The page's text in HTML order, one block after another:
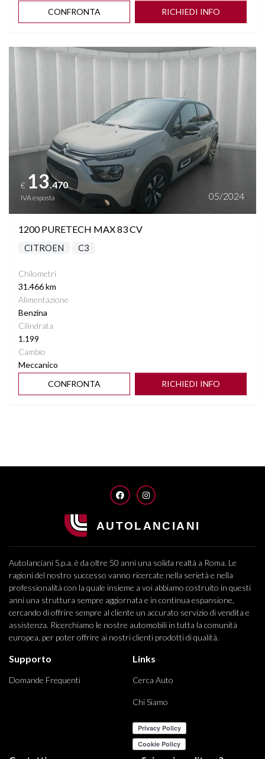
CONFRONTA
RICHIEDI INFO
Vedi dettagli
€ 13.470
IVA esposta 05/2024
1200 PURETECH MAX 83 CV
CITROEN C3
Chilometri
31.466 km
Alimentazione
Benzina
Cilindrata
1.199
Cambio
Meccanico
CONFRONTA
RICHIEDI INFO
FACEBOOKINSTAGRAM
Autolanciani S.p.a. è da oltre 50 anni una solida realtà a Roma. Le
ragioni del nostro successo vanno ricercate nella serietà e nella
professionalità con la quale insieme a voi abbiamo costruito in questi
anni una struttura sempre aggiornata e in continua espansione,
cercando di offrire sempre al cliente un accurato servizio di vendita e
assistenza. Ricerchiamo le nostre automobili in tutta la comunità
europea, per poter offrire ai nostri clienti prodotti di qualità.
Supporto
Domande Frequenti
Links
Cerca Auto
Chi Siamo